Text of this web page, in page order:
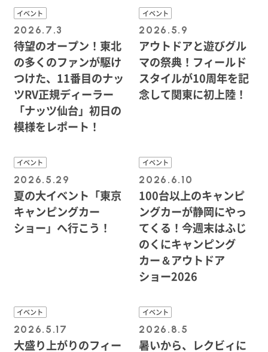
イベント
2026.7.3
待望のオープン！東北
の多くのファンが駆け
つけた、11番目のナッ
ツRV正規ディーラー
「ナッツ仙台」初日の
模様をレポート！
イベント
2026.5.9
アウトドアと遊びグル
マの祭典！フィールド
スタイルが10周年を記
念して関東に初上陸！
イベント
2026.5.29
夏の大イベント「東京
キャンピングカー
ショー」へ行こう！
イベント
2026.6.10
100台以上のキャンピ
ングカーが静岡にやっ
てくる！今週末はふじ
のくにキャンピング
カー＆アウトドア
ショー2026
イベント
2026.5.17
大盛り上がりのフィー
イベント
2026.8.5
暑いから、レクビィに